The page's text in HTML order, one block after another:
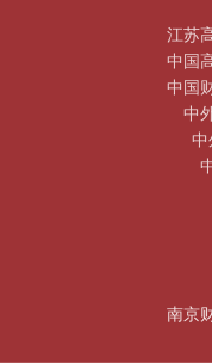
江苏
中国
中国
中
中
南京